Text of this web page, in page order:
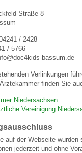
Fragen
Impfung
und Impferinnerung
zu den Vorsorgen
Straße 8
/ 2428
/ 5766
bassum.de
Verlinkungen
finden Sie
Niedersachsen
Vereinigung
auf der Webseite
jederzeit und ohne